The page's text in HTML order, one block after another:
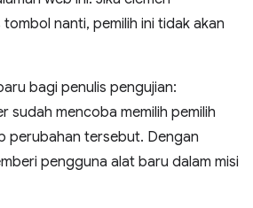
nanti, pemilih ini tidak akan
bagi penulis pengujian:
sudah mencoba memilih pemilih
perubahan tersebut. Dengan
pengguna alat baru dalam misi